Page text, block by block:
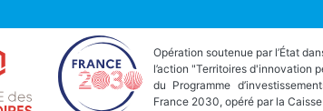
Opération soutenue par l’État
l’action "Territoires d'innovation
du Programme
France 2030, opéré par la